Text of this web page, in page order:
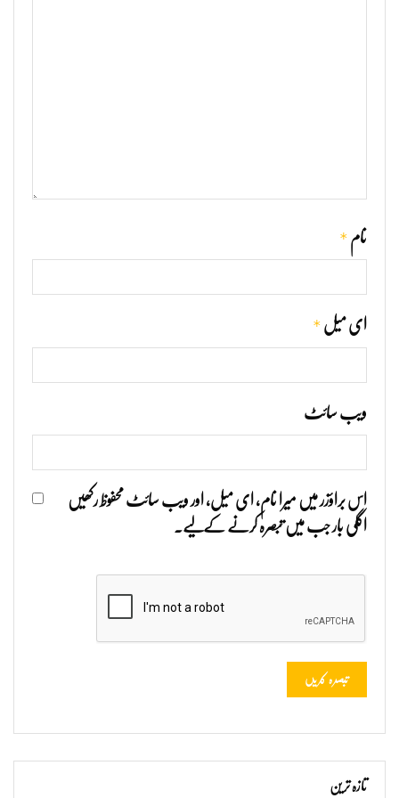
نام *
ای میل *
ویب‌ سائٹ
اس براؤزر میں میرا نام، ای میل، اور ویب سائٹ محفوظ رکھیں
اگلی بار جب میں تبصرہ کرنے کےلیے۔
تازہ ترین